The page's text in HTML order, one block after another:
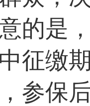
的是
征缴
参保